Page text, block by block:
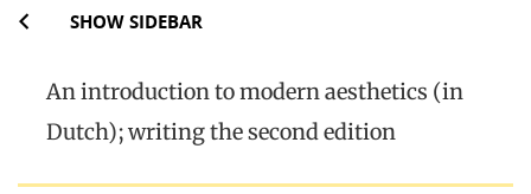
SHOW SIDEBAR
An introduction to modern aesthetics (in
Dutch); writing the second edition